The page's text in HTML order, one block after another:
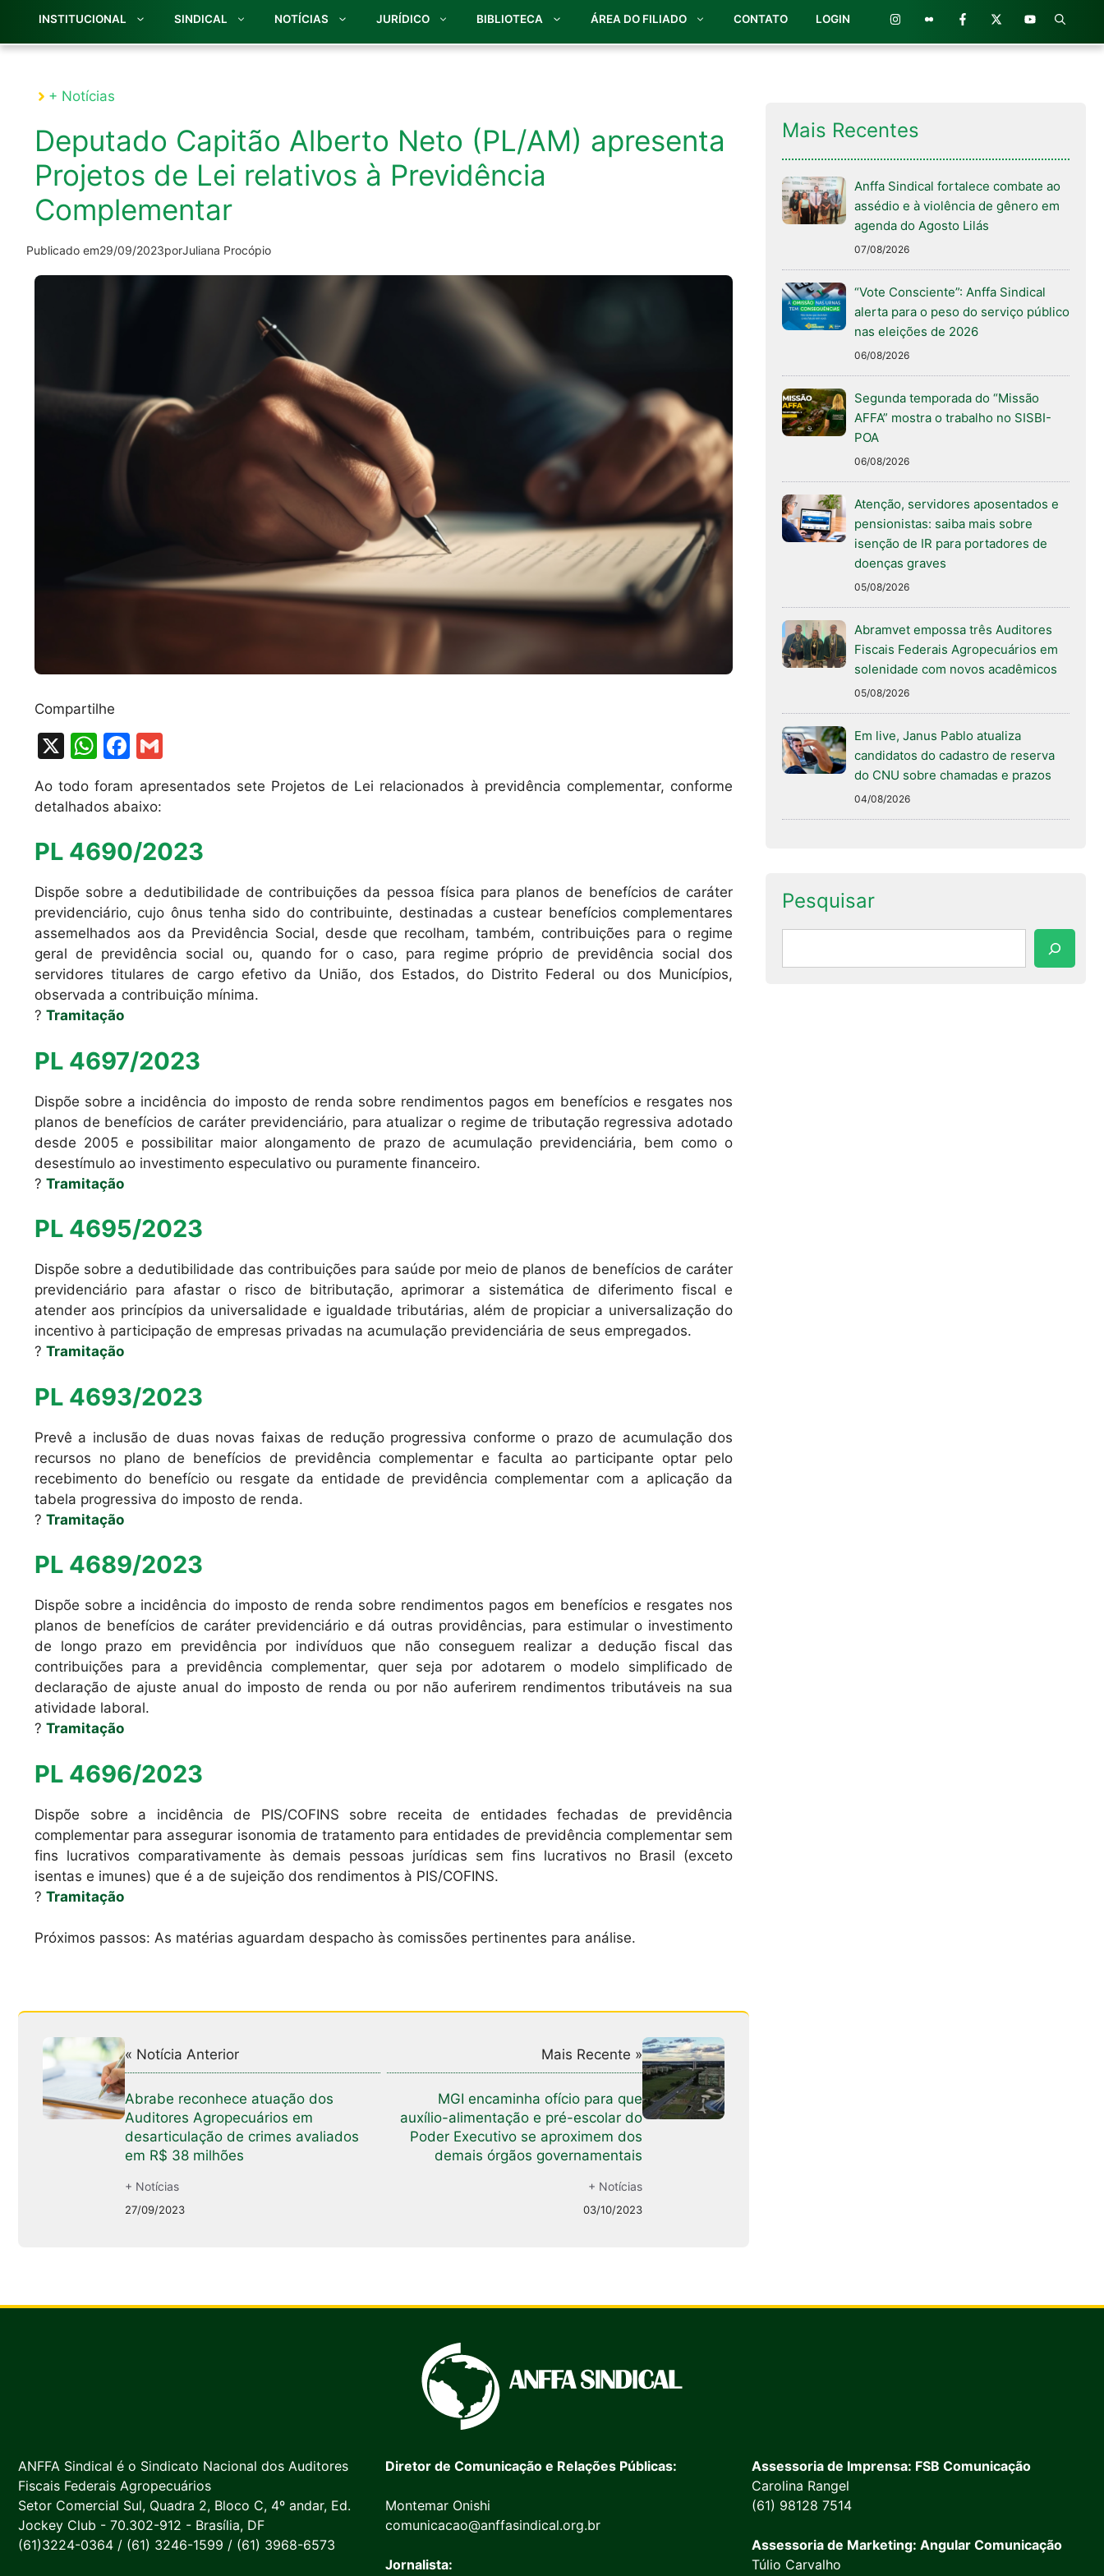
INSTITUCIONAL SINDICAL NOTÍCIAS JURÍDICO BIBLIOTECA ÁREA DO FILIADO CONTATO LOGIN
+ Notícias
Deputado Capitão Alberto Neto (PL/AM) apresenta
Projetos de Lei relativos à Previdência
Complementar
Publicado em29/09/2023porJuliana Procópio
Compartilhe
X
W
h
at
A
p
F
c
b
o
k
ai
Ao todo foram apresentados sete Projetos de Lei relacionados à previdência complementar, conforme
detalhados abaixo:
PL 4690/2023
Dispõe sobre a dedutibilidade de contribuições da pessoa física para planos de benefícios de caráter
previdenciário, cujo ônus tenha sido do contribuinte, destinadas a custear benefícios complementares
assemelhados aos da Previdência Social, desde que recolham, também, contribuições para o regime
geral de previdência social ou, quando for o caso, para regime próprio de previdência social dos
servidores titulares de cargo efetivo da União, dos Estados, do Distrito Federal ou dos Municípios,
observada a contribuição mínima.
? Tramitação
PL 4697/2023
Dispõe sobre a incidência do imposto de renda sobre rendimentos pagos em benefícios e resgates nos
planos de benefícios de caráter previdenciário, para atualizar o regime de tributação regressiva adotado
desde 2005 e possibilitar maior alongamento de prazo de acumulação previdenciária, bem como o
desestímulo ao investimento especulativo ou puramente financeiro.
? Tramitação
PL 4695/2023
Dispõe sobre a dedutibilidade das contribuições para saúde por meio de planos de benefícios de caráter
previdenciário para afastar o risco de bitributação, aprimorar a sistemática de diferimento fiscal e
atender aos princípios da universalidade e igualdade tributárias, além de propiciar a universalização do
incentivo à participação de empresas privadas na acumulação previdenciária de seus empregados.
? Tramitação
PL 4693/2023
Prevê a inclusão de duas novas faixas de redução progressiva conforme o prazo de acumulação dos
recursos no plano de benefícios de previdência complementar e faculta ao participante optar pelo
recebimento do benefício ou resgate da entidade de previdência complementar com a aplicação da
tabela progressiva do imposto de renda.
? Tramitação
PL 4689/2023
Dispõe sobre a incidência do imposto de renda sobre rendimentos pagos em benefícios e resgates nos
planos de benefícios de caráter previdenciário e dá outras providências, para estimular o investimento
de longo prazo em previdência por indivíduos que não conseguem realizar a dedução fiscal das
contribuições para a previdência complementar, quer seja por adotarem o modelo simplificado de
declaração de ajuste anual do imposto de renda ou por não auferirem rendimentos tributáveis na sua
atividade laboral.
? Tramitação
PL 4696/2023
Dispõe sobre a incidência de PIS/COFINS sobre receita de entidades fechadas de previdência
complementar para assegurar isonomia de tratamento para entidades de previdência complementar sem
fins lucrativos comparativamente às demais pessoas jurídicas sem fins lucrativos no Brasil (exceto
isentas e imunes) que é a de sujeição dos rendimentos à PIS/COFINS.
? Tramitação
Próximos passos: As matérias aguardam despacho às comissões pertinentes para análise.
« Notícia Anterior
Abrabe reconhece atuação dos
Auditores Agropecuários em
desarticulação de crimes avaliados
em R$ 38 milhões
+ Notícias
27/09/2023
Mais Recente »
MGI encaminha ofício para que
auxílio-alimentação e pré-escolar do
Poder Executivo se aproximem dos
demais órgãos governamentais
+ Notícias
03/10/2023
Mais Recentes
Anffa Sindical fortalece combate ao
assédio e à violência de gênero em
agenda do Agosto Lilás
07/08/2026
“Vote Consciente”: Anffa Sindical
alerta para o peso do serviço público
nas eleições de 2026
06/08/2026
Segunda temporada do “Missão
AFFA” mostra o trabalho no SISBI-
POA
06/08/2026
Atenção, servidores aposentados e
pensionistas: saiba mais sobre
isenção de IR para portadores de
doenças graves
05/08/2026
Abramvet empossa três Auditores
Fiscais Federais Agropecuários em
solenidade com novos acadêmicos
05/08/2026
Em live, Janus Pablo atualiza
candidatos do cadastro de reserva
do CNU sobre chamadas e prazos
04/08/2026
Pesquisar
ANFFA Sindical é o Sindicato Nacional dos Auditores
Fiscais Federais Agropecuários
Setor Comercial Sul, Quadra 2, Bloco C, 4º andar, Ed.
Jockey Club - 70.302-912 - Brasília, DF
(61)3224-0364 / (61) 3246-1599 / (61) 3968-6573
Diretor de Comunicação e Relações Públicas:
Montemar Onishi
comunicacao@anffasindical.org.br
Jornalista:
Assessoria de Imprensa: FSB Comunicação
Carolina Rangel
(61) 98128 7514
Assessoria de Marketing: Angular Comunicação
Túlio Carvalho